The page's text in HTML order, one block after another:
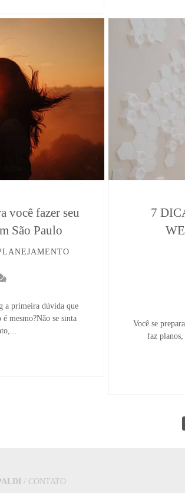
você fazer seu
São Paulo
a primeira dúvida que
mesmo?Não se sinta
7
Você se
faz planos,
/ CONTATO